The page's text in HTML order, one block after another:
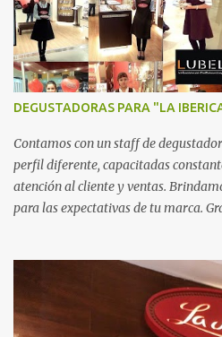
DEGUSTADORAS PARA "LA
Contamos con un staff de
perfil diferente, capacitadas
atención al cliente y ventas.
para las expectativas de tu marca.